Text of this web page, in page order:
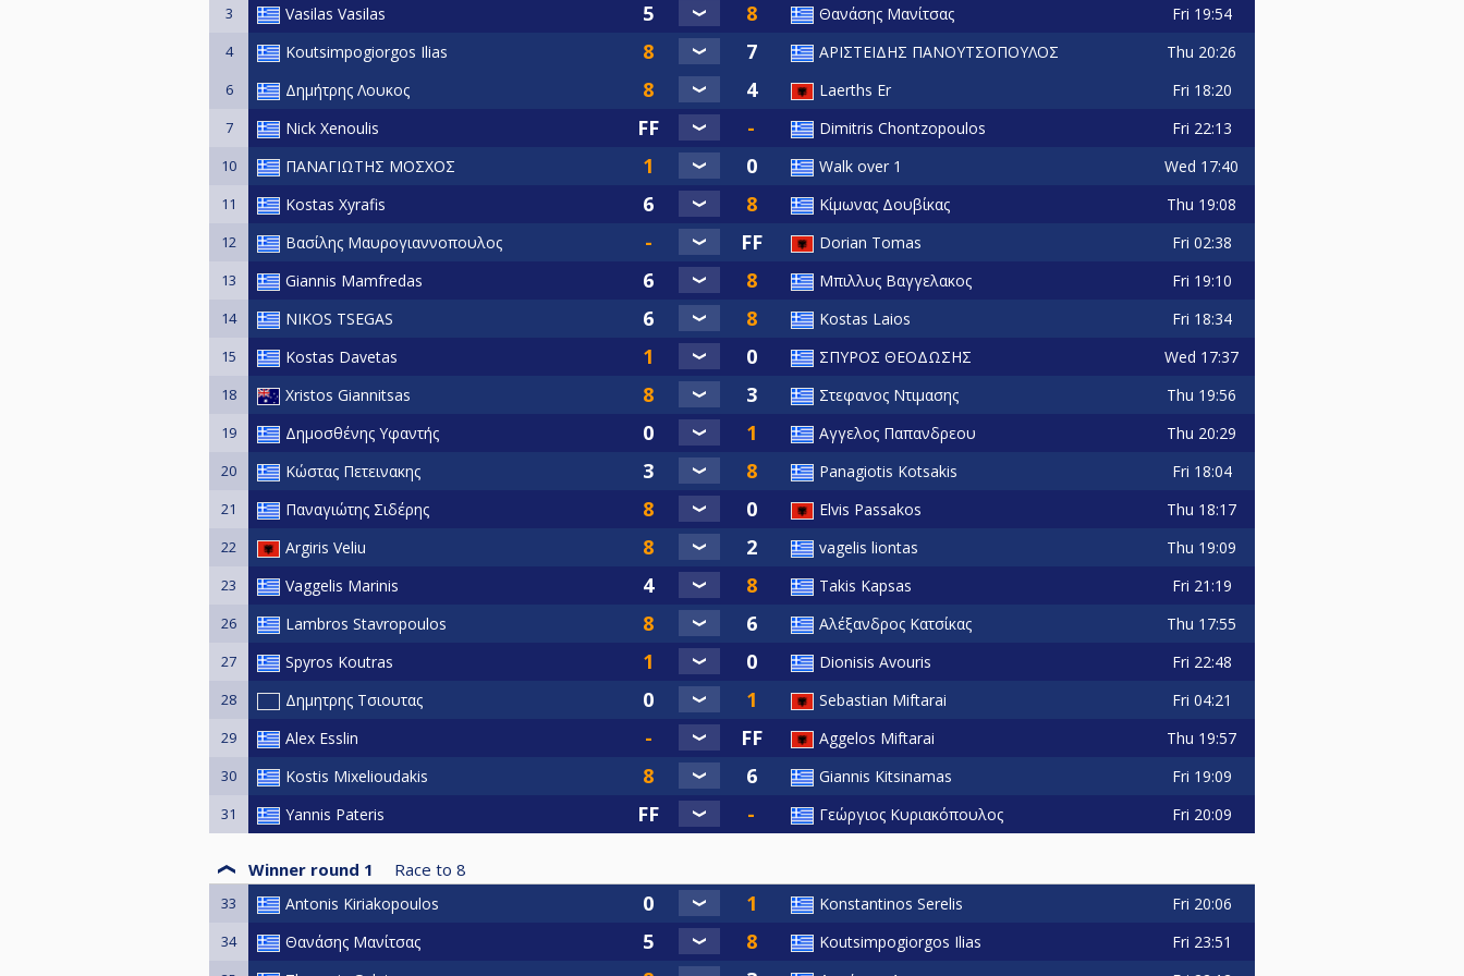
3 Vasilas Vasilas Θανάσης Μανίτσας Fri 19:54
4 Koutsimpogiorgos Ilias ΑΡΙΣΤΕΙΔΗΣ ΠΑΝΟΥΤΣΟΠΟΥΛΟΣ Thu 20:26
6 Δημήτρης Λουκος Laerths Er Fri 18:20
7 Nick Xenoulis Dimitris Chontzopoulos Fri 22:13
10 ΠΑΝΑΓΙΩΤΗΣ ΜΟΣΧΟΣ Walk over 1 Wed 17:40
11 Kostas Xyrafis Κίμωνας Δουβίκας Thu 19:08
12 Βασίλης Μαυρογιαννοπουλος Dorian Tomas Fri 02:38
13 Giannis Mamfredas Μπιλλυς Βαγγελακος Fri 19:10
14 NIKOS TSEGAS Kostas Laios Fri 18:34
15 Kostas Davetas ΣΠΥΡΟΣ ΘΕΟΔΩΣΗΣ Wed 17:37
18 Xristos Giannitsas Στεφανος Ντιμασης Thu 19:56
19 Δημοσθένης Υφαντής Αγγελος Παπανδρεου Thu 20:29
20 Κώστας Πετεινακης Panagiotis Kotsakis Fri 18:04
21 Παναγιώτης Σιδέρης Elvis Passakos Thu 18:17
22 Argiris Veliu vagelis liontas Thu 19:09
23 Vaggelis Marinis Takis Kapsas Fri 21:19
26 Lambros Stavropoulos Αλέξανδρος Κατσίκας Thu 17:55
27 Spyros Koutras Dionisis Avouris Fri 22:48
28 Δημητρης Τσιουτας Sebastian Miftarai Fri 04:21
29 Alex Esslin Aggelos Miftarai Thu 19:57
30 Kostis Mixelioudakis Giannis Kitsinamas Fri 19:09
31 Yannis Pateris Γεώργιος Κυριακόπουλος Fri 20:09
Winner round 1 Race to 8
33 Antonis Kiriakopoulos Konstantinos Serelis Fri 20:06
34 Θανάσης Μανίτσας Koutsimpogiorgos Ilias Fri 23:51